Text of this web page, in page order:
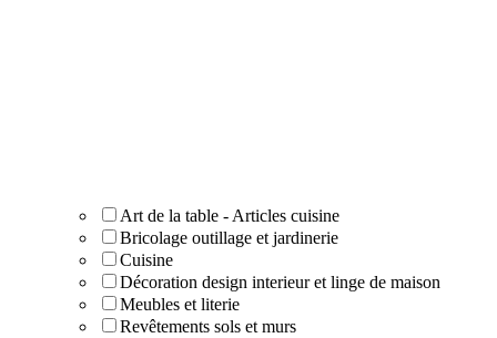
Art de la table - Articles cuisine
Bricolage outillage et jardinerie
Cuisine
Décoration design interieur et linge de maison
Meubles et literie
Revêtements sols et murs